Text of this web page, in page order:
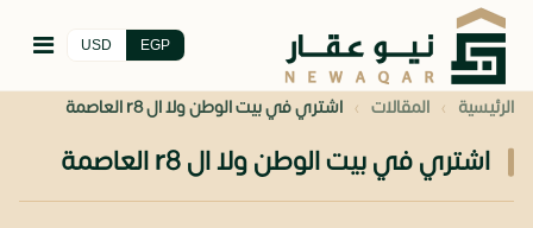
EGP
USD
الرئيسية › المقالات › اشتري في بيت الوطن ولا ال r8 العاصمة
اشتري في بيت الوطن ولا ال r8 العاصمة